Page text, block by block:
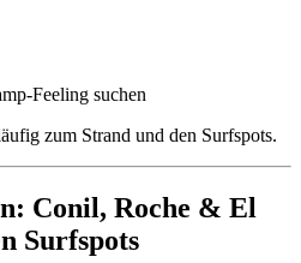
Feeling suchen
zum Strand und den Surfspots.
Conil, Roche & El
Surfspots